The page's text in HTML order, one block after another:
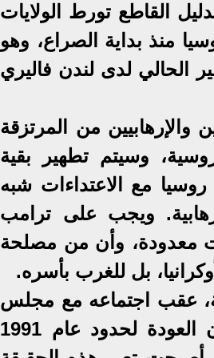
القاطع تورط الولايات
منذ بداية الصراع، وهو
الحالي لدى لندن فاليري
من المرتزقة
وسيتم تطهير بقية
روسيا مع الاعتداءات شبه
ويجب على ترامب
معدودة، وأن من مصلحة
بل للغرب بأسره.
عقب اجتماعه مع مجلس
وزراء رابطة الدول المستقلة في ألماتا بكازاخستان، بأن العودة لحدود عام 1991